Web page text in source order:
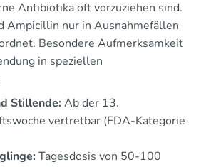
Antibiotika oft vorzuziehen sind.
Ampicillin nur in Ausnahmefällen
Besondere Aufmerksamkeit
in speziellen
Stillende:Ab der 13.
vertretbar (FDA-Kategorie
Tagesdosis von 50-100